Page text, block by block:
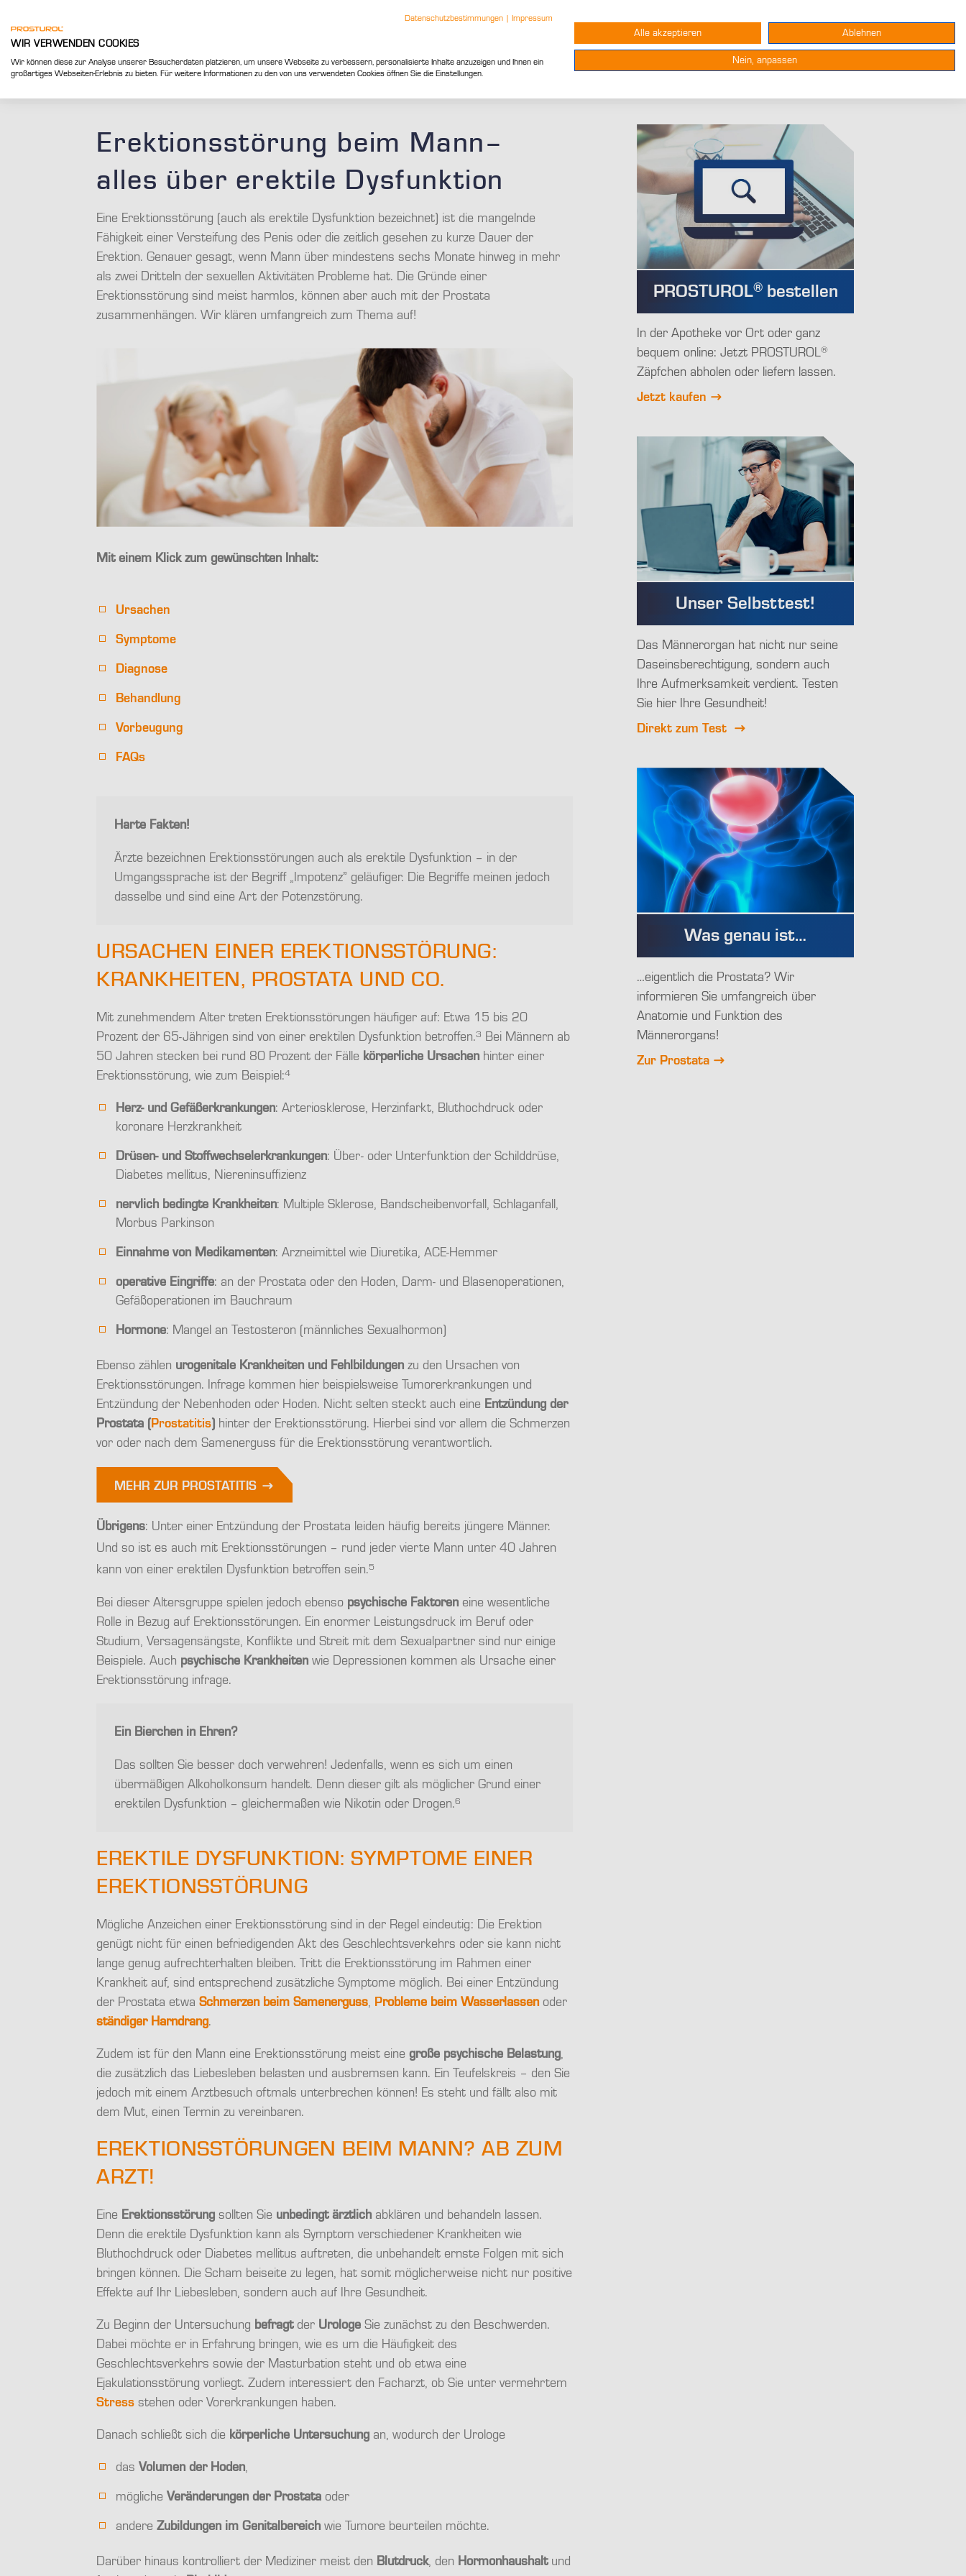
PROSTUROL
Erektionsstörung beim Mann–
alles über erektile Dysfunktion
Eine Erektionsstörung (auch als erektile Dysfunktion bezeichnet) ist die mangelnde
Fähigkeit einer Versteifung des Penis oder die zeitlich gesehen zu kurze Dauer der
Erektion. Genauer gesagt, wenn Mann über mindestens sechs Monate hinweg in mehr
als zwei Dritteln der sexuellen Aktivitäten Probleme hat. Die Gründe einer
Erektionsstörung sind meist harmlos, können aber auch mit der Prostata
zusammenhängen. Wir klären umfangreich zum Thema auf!
Mit einem Klick zum gewünschten Inhalt:
Ursachen
Symptome
Diagnose
Behandlung
Vorbeugung
FAQs
Harte Fakten!
Ärzte bezeichnen Erektionsstörungen auch als erektile Dysfunktion – in der
Umgangssprache ist der Begriff „Impotenz” geläufiger. Die Begriffe meinen jedoch
dasselbe und sind eine Art der Potenzstörung.
URSACHEN EINER EREKTIONSSTÖRUNG:
KRANKHEITEN, PROSTATA UND CO.
Mit zunehmendem Alter treten Erektionsstörungen häufiger auf: Etwa 15 bis 20
Prozent der 65-Jährigen sind von einer erektilen Dysfunktion betroffen.3
Bei Männern ab
50 Jahren stecken bei rund 80 Prozent der Fälle körperliche Ursachen hinter einer
Erektionsstörung, wie zum Beispiel:4
Herz- und Gefäßerkrankungen: Arteriosklerose, Herzinfarkt, Bluthochdruck oder
koronare Herzkrankheit
Drüsen- und Stoffwechselerkrankungen: Über- oder Unterfunktion der Schilddrüse,
Diabetes mellitus, Niereninsuffizienz
nervlich bedingte Krankheiten: Multiple Sklerose, Bandscheibenvorfall, Schlaganfall,
Morbus Parkinson
Einnahme von Medikamenten: Arzneimittel wie Diuretika, ACE-Hemmer
operative Eingriffe: an der Prostata oder den Hoden, Darm- und Blasenoperationen,
Gefäßoperationen im Bauchraum
Hormone: Mangel an Testosteron (männliches Sexualhormon)
Ebenso zählen urogenitale Krankheiten und Fehlbildungenzu den Ursachen von
Erektionsstörungen. Infrage kommen hier beispielsweise Tumorerkrankungen und
Entzündung der Nebenhoden oder Hoden. Nicht selten steckt auch eine Entzündung der
Prostata (Prostatitis) hinter der Erektionsstörung. Hierbei sind vor allem die Schmerzen
vor oder nach dem Samenerguss für die Erektionsstörung verantwortlich.
MEHR ZUR PROSTATITIS
Übrigens: Unter einer Entzündung der Prostata leiden häufig bereits jüngere Männer.
Und so ist es auch mit Erektionsstörungen – rund jeder vierte Mann unter 40 Jahren
kann von einer erektilen Dysfunktion betroffen sein.5
Bei dieser Altersgruppe spielen jedoch ebenso psychische Faktoren eine wesentliche
Rolle in Bezug auf Erektionsstörungen. Ein enormer Leistungsdruck im Beruf oder
Studium, Versagensängste, Konflikte und Streit mit dem Sexualpartner sind nur einige
Beispiele. Auch psychische Krankheiten wie Depressionen kommen als Ursache einer
Erektionsstörung infrage.
Ein Bierchen in Ehren?
Das sollten Sie besser doch verwehren! Jedenfalls, wenn es sich um einen
übermäßigen Alkoholkonsum handelt. Denn dieser gilt als möglicher Grund einer
erektilen Dysfunktion – gleichermaßen wie Nikotin oder Drogen.6
EREKTILE DYSFUNKTION: SYMPTOME EINER
EREKTIONSSTÖRUNG
Mögliche Anzeichen einer Erektionsstörung sind in der Regel eindeutig: Die Erektion
genügt nicht für einen befriedigenden Akt des Geschlechtsverkehrs oder sie kann nicht
lange genug aufrechterhalten bleiben. Tritt die Erektionsstörung im Rahmen einer
Krankheit auf, sind entsprechend zusätzliche Symptome möglich. Bei einer Entzündung
der Prostata etwaSchmerzen beim Samenerguss, Probleme beim Wasserlassenoder
ständiger Harndrang.
Zudem ist für den Mann eine Erektionsstörung meist einegroße psychische Belastung,
die zusätzlich das Liebesleben belasten und ausbremsen kann. Ein Teufelskreis – den Sie
jedoch mit einem Arztbesuch oftmals unterbrechen können! Es steht und fällt also mit
dem Mut, einen Termin zu vereinbaren.
EREKTIONSSTÖRUNGEN BEIM MANN? AB ZUM
ARZT!
Eine Erektionsstörung sollten Sie unbedingt ärztlich abklären und behandeln lassen.
Denn die erektile Dysfunktion kann als Symptom verschiedener Krankheiten wie
Bluthochdruck oder Diabetes mellitus auftreten, die unbehandelt ernste Folgen mit sich
bringen können. Die Scham beiseite zu legen, hat somit möglicherweise nicht nur positive
Effekte auf Ihr Liebesleben, sondern auch auf Ihre Gesundheit.
Zu Beginn der Untersuchung befragtder Urologe Sie zunächst zu den Beschwerden.
Dabei möchte er in Erfahrung bringen, wie es um die Häufigkeit des
Geschlechtsverkehrs sowie der Masturbation steht und ob etwa eine
Ejakulationsstörung vorliegt. Zudem interessiert den Facharzt, ob Sie unter vermehrtem
Stress stehen oder Vorerkrankungen haben.
Danach schließt sich die körperliche Untersuchung an, wodurch der Urologe
dasVolumen der Hoden,
möglicheVeränderungen der Prostata oder
andereZubildungen im Genitalbereich wie Tumore beurteilen möchte.
Darüber hinaus kontrolliert der Mediziner meist den Blutdruck, den Hormonhaushaltund
PROSTUROL®bestellen
In der Apotheke vor Ort oder ganz
bequem online: Jetzt PROSTUROL®
Zäpfchen abholen oder liefern lassen.
Jetzt kaufen
Unser Selbsttest!
Das Männerorgan hat nicht nur seine
Daseinsberechtigung, sondern auch
Ihre Aufmerksamkeit verdient. Testen
Sie hier Ihre Gesundheit!
Direkt zum Test
Was genau ist…
…eigentlich die Prostata? Wir
informieren Sie umfangreich über
Anatomie und Funktion des
Männerorgans!
Zur Prostata
Datenschutzbestimmungen | Impressum
WIR VERWENDEN COOKIES
Wir können diese zur Analyse unserer Besucherdaten platzieren, um unsere Webseite zu verbessern, personalisierte Inhalte anzuzeigen und Ihnen ein
großartiges Webseiten-Erlebnis zu bieten. Für weitere Informationen zu den von uns verwendeten Cookies öffnen Sie die Einstellungen.
Alle akzeptieren Ablehnen
Nein, anpassen